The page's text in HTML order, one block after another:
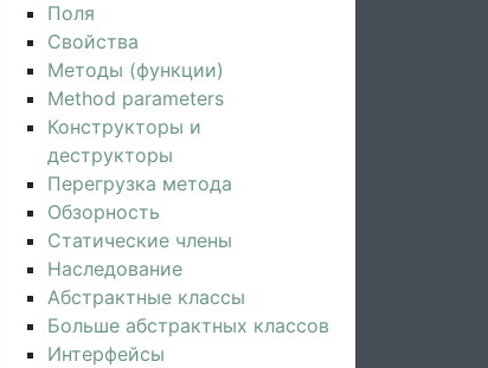
Поля
Свойства
Методы (функции)
Method parameters
Конструкторы и
деструкторы
Перегрузка метода
Обзорность
Статические члены
Наследование
Абстрактные классы
Больше абстрактных классов
Интерфейсы